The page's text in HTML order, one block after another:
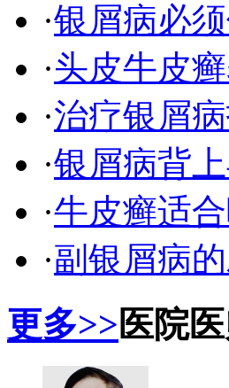
·银屑病必
·头皮牛皮
·治疗银屑
·银屑病背
·牛皮癣适
·副银屑病
更多>> 医院